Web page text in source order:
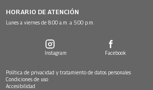
HORARIO DE ATENCIÓN
Lunes a viernes de 8:00 a.m. a 5:00 p.m.
Instagram Facebook
Política de privacidad y tratamiento de datos personales
Condiciones de uso
Accesibilidad